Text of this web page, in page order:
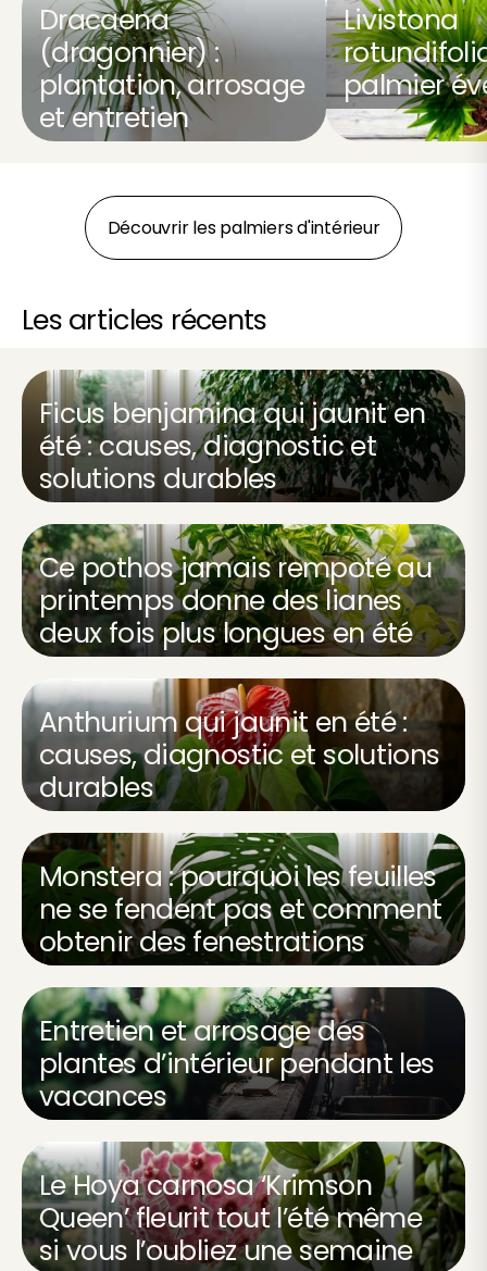
Dracaena
(dragonnier) :
plantation, arrosage
et entretien
Livistona
palmier
Découvrir les palmiers d'intérieur
Les articles récents
Ficus benjamina qui jaunit en
été : causes, diagnostic et
solutions durables
Ce pothos jamais rempoté au
printemps donne des lianes
deux fois plus longues en été
Anthurium qui jaunit en été :
causes, diagnostic et solutions
durables
Monstera : pourquoi les feuilles
ne se fendent pas et comment
obtenir des fenestrations
Entretien et arrosage des
plantes d’intérieur pendant les
vacances
Le Hoya carnosa ‘Krimson
Queen’ fleurit tout l’été même
si vous l’oubliez une semaine